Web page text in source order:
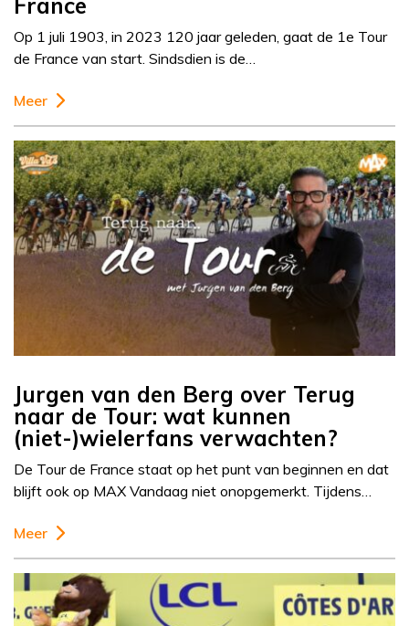
France
Op 1 juli 1903, in 2023 120 jaar geleden, gaat de 1e Tour
de France van start. Sindsdien is de…
Meer
Jurgen van den Berg over Terug
naar de Tour: wat kunnen
(niet-)wielerfans verwachten?
De Tour de France staat op het punt van beginnen en dat
blijft ook op MAX Vandaag niet onopgemerkt. Tijdens…
Meer